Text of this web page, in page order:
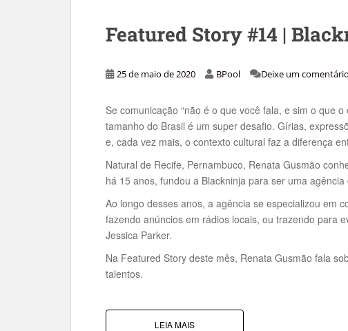
Featured Story #14 |
25 de maio de 2020 BPool Deixe um comentário
Se comunicação “não é o que você fala, e sim o que
tamanho do Brasil é um super desafio. Gírias,
e, cada vez mais, o contexto cultural faz a diferença
Natural de Recife, Pernambuco, Renata Gusmão
há 15 anos, fundou a Blackninja para ser uma
Ao longo desses anos, a agência se especializou em
fazendo anúncios em rádios locais, ou trazendo para
Jessica Parker.
Na Featured Story deste mês, Renata Gusmão fala
talentos.
LEIA MAIS